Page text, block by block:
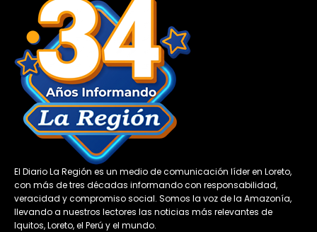
El Diario La Región es un medio de comunicación líder en Loreto,
con más de tres décadas informando con responsabilidad,
veracidad y compromiso social. Somos la voz de la Amazonía,
llevando a nuestros lectores las noticias más relevantes de
Iquitos, Loreto, el Perú y el mundo.